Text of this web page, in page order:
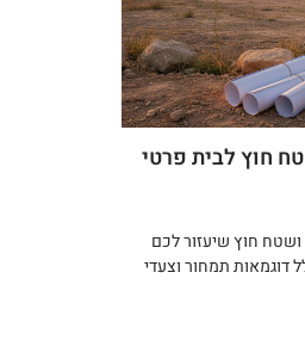
חוץ לבית פרטי
ושטח חוץ שיעזור לכם
דוגמאות תמחור וצעדי